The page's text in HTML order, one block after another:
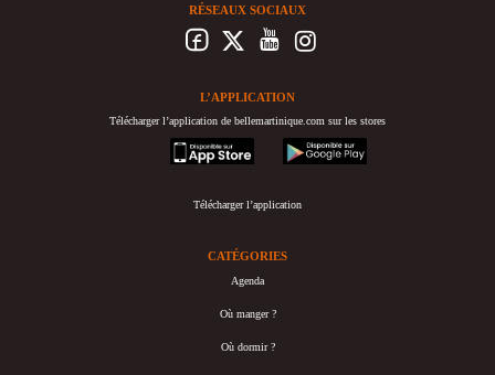
RÉSEAUX SOCIAUX
L’APPLICATION
Télécharger l’application de bellemartinique.com sur les stores
appstore
googleplay
Télécharger l’application
CATÉGORIES
Agenda
Où manger ?
Où dormir ?